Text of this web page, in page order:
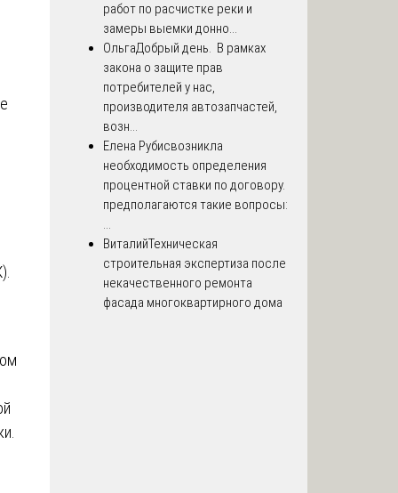
работ по расчистке реки и
замеры выемки донно...
ОльгаДобрый день. В рамках
закона о защите прав
потребителей у нас,
производителя автозапчастей,
возн...
Елена Рубисвозникла
необходимость определения
процентной ставки по договору.
предполагаются такие вопросы:
...
ВиталийТехническая
строительная экспертиза после
некачественного ремонта
фасада многоквартирного дома